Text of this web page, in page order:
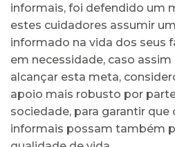
informais, foi defendido um
estes cuidadores assumir
informado na vida dos seus
em necessidade, caso assim
alcançar esta meta,
apoio mais robusto por
sociedade, para garantir que
informais possam também